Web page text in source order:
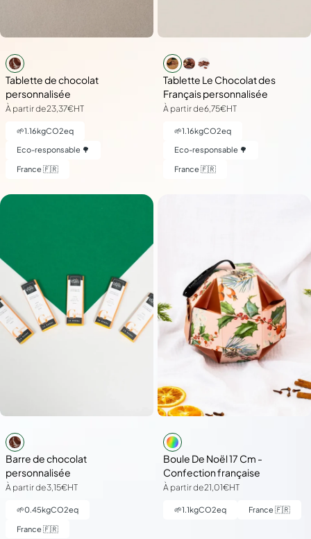
Tablette de chocolat
personnalisée
À partir de23,37€HT
🌱1.16kgCO2eq
Eco-responsable 🌳
France 🇫🇷
Tablette Le Chocolat des
Français personnalisée
À partir de6,75€HT
🌱1.16kgCO2eq
Eco-responsable 🌳
France 🇫🇷
Barre de chocolat
personnalisée
À partir de3,15€HT
🌱0.45kgCO2eq
France 🇫🇷
Boule De Noël 17 Cm -
Confection française
À partir de21,01€HT
🌱1.1kgCO2eq France 🇫🇷